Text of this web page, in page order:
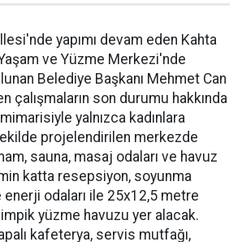
yapımı devam eden Kahta
ve Yüzme Merkezi'nde
Belediye Başkanı Mehmet Can
çalışmaların son durumu hakkında
yalnızca kadınlara
projelendirilen merkezde
sauna, masaj odaları ve havuz
katta resepsiyon, soyunma
enerji odaları ile 25x12,5 metre
yüzme havuzu yer alacak.
kafeterya, servis mutfağı,